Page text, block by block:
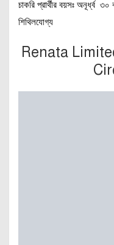
চাকরি প্রার্থীর বয়সঃ অনূর্ধ্ব
শিথিলযোগ্য
Renata